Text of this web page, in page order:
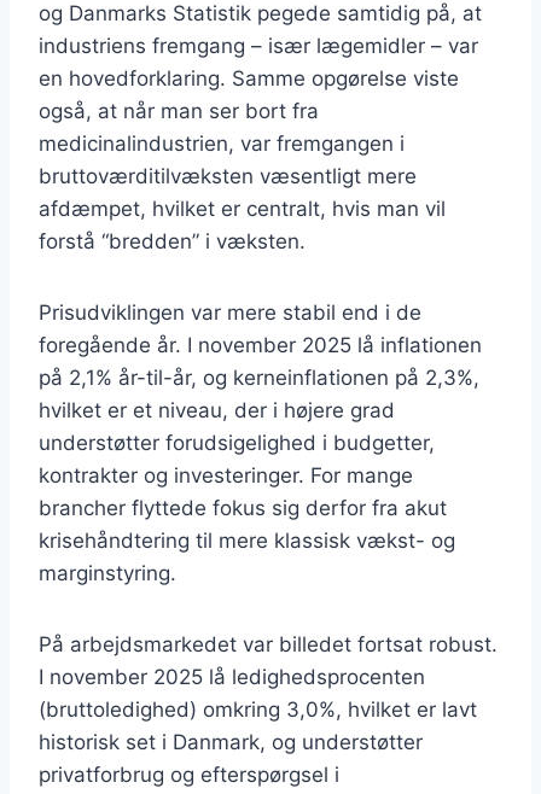
og Danmarks Statistik pegede samtidig på, at
industriens fremgang – især lægemidler – var
en hovedforklaring. Samme opgørelse viste
også, at når man ser bort fra
medicinalindustrien, var fremgangen i
bruttoværditilvæksten væsentligt mere
afdæmpet, hvilket er centralt, hvis man vil
forstå “bredden” i væksten.
Prisudviklingen var mere stabil end i de
foregående år. I november 2025 lå inflationen
på 2,1% år-til-år, og kerneinflationen på 2,3%,
hvilket er et niveau, der i højere grad
understøtter forudsigelighed i budgetter,
kontrakter og investeringer. For mange
brancher flyttede fokus sig derfor fra akut
krisehåndtering til mere klassisk vækst- og
marginstyring.
På arbejdsmarkedet var billedet fortsat robust.
I november 2025 lå ledighedsprocenten
(bruttoledighed) omkring 3,0%, hvilket er lavt
historisk set i Danmark, og understøtter
privatforbrug og efterspørgsel i